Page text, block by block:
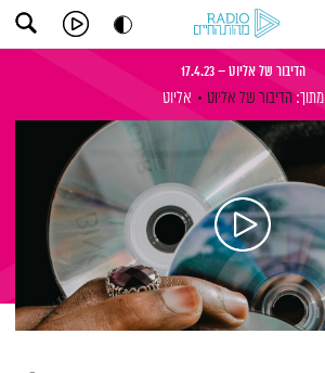
הדיבור של אליוט – 17.4.23
מתוך: הדיבור של אליוט אליוט